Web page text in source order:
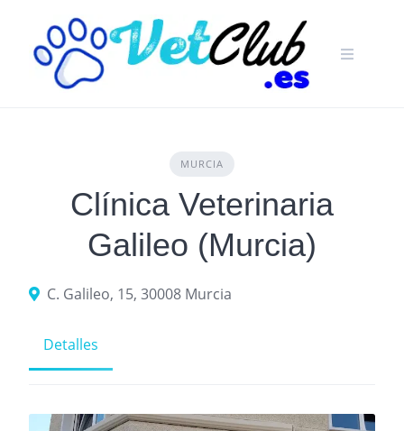
content
MURCIA
Clínica Veterinaria
Galileo (Murcia)
C. Galileo, 15, 30008 Murcia
Detalles